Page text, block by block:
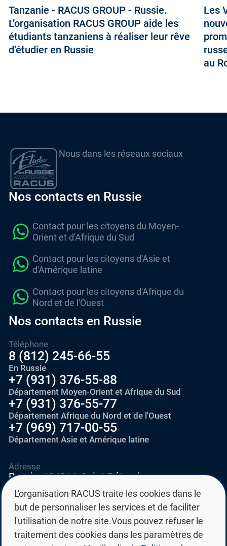
Tanzanie - RACUS GROUP - Russie.
L’organisation RACUS GROUP aide les
étudiants tanzaniens à réaliser leur rêve
d’étudier en Russie
Les
au
Nous dans les réseaux sociaux
Nos contacts en Russie
Contact pour les citoyens du Moyen-
Orient et d'Afrique du Sud
Contact pour les citoyens d'Asie et
d'Amérique latine
Contact pour les citoyens d'Afrique du
Nord et de l'Ouest
Nos contacts en Russie
Téléphone
8 (812) 245-66-55
En Russie
+7 (931) 376-55-88
Département Moyen-Orient et Afrique du Sud
+7 (931) 376-55-77
Département Afrique du Nord et de l'Ouest
+7 (969) 717-00-55
Département Asie et Amérique latine
E-mail
education@edurussia.org
edurussia@racus.ru
Adresse
Russie, 194214, Saint-Pétersbourg,
Vyborgskoye shosse, 28
L'organisation RACUS traite les cookies dans le
but de personnaliser les services et de faciliter
l'utilisation de notre site.Vous pouvez refuser le
traitement des cookies dans les paramètres de